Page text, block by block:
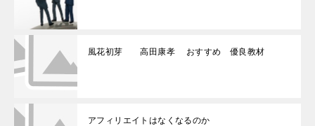
風花初芽 高田康孝 おすすめ 優良教材
アフィリエイトはなくなるのか